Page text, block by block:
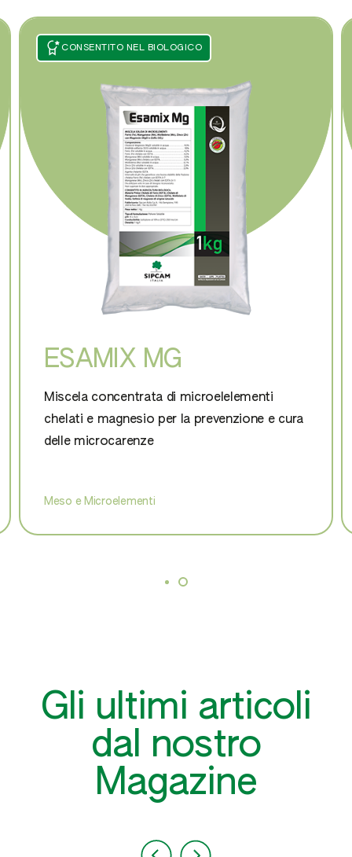
CONSENTITO NEL BIOLOGICO
ESAMIX MG
Miscela concentrata di microelelementi
chelati e magnesio per la prevenzione e cura
delle microcarenze
Meso e Microelementi
Gli ultimi articoli
dal nostro
Magazine